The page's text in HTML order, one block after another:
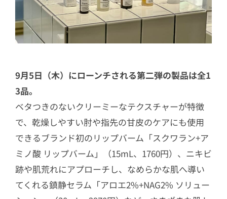
9月5日（木）にローンチされる第二弾の製品は全1
3品。
ベタつきのないクリーミーなテクスチャーが特徴
で、乾燥しやすい肘や指先の甘皮のケアにも使用
できるブランド初のリップバーム「スクワラン+ア
ミノ酸 リップバーム」（15mL、1760円）、ニキビ
跡や肌荒れにアプローチし、なめらかな肌へ導い
てくれる鎮静セラム「アロエ2%+NAG2% ソリュー